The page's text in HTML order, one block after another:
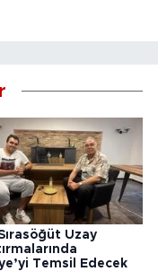
Uzay
Temsil Edecek